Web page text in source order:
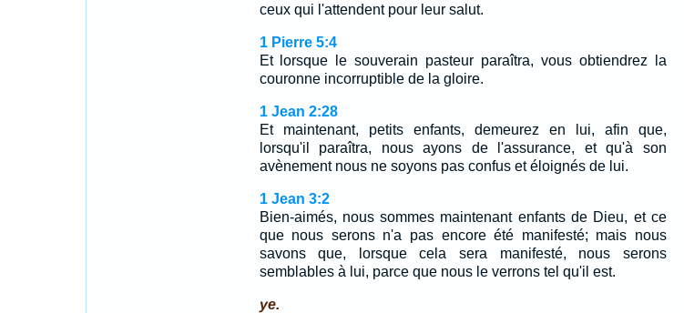
ceux qui l'attendent pour leur salut.
1 Pierre 5:4
Et lorsque le souverain pasteur paraîtra, vous obtiendrez la
couronne incorruptible de la gloire.
1 Jean 2:28
Et maintenant, petits enfants, demeurez en lui, afin que,
lorsqu'il paraîtra, nous ayons de l'assurance, et qu'à son
avènement nous ne soyons pas confus et éloignés de lui.
1 Jean 3:2
Bien-aimés, nous sommes maintenant enfants de Dieu, et ce
que nous serons n'a pas encore été manifesté; mais nous
savons que, lorsque cela sera manifesté, nous serons
semblables à lui, parce que nous le verrons tel qu'il est.
ye.